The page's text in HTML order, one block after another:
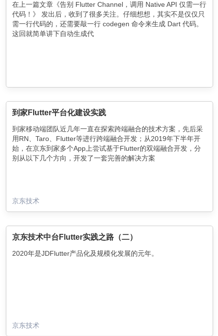
在上一篇文章《告别 Flutter Channel，调用 Native API 仅需一行
代码！》 发出后，收到了很多关注。仔细想想，其实不是仅仅只
需一行代码的，还需要敲一行 codegen 命令来生成 Dart 代码。
这回就简单讲下自动生成代
到家Flutter平台化建设实践
到家移动端团队近几年一直在探索跨端融合的技术方案，先后采
用RN、Taro、Flutter等进行跨端融合开发；从2019年下半年开
始，在京东到家多个App上尝试基于Flutter的双端融合开发，分
别从以下几个方向，开发了一套完善的解决方案
京东技术
京东技术中台Flutter实践之路（二）
2020年是JDFlutter产品化及规模化发展的元年。
京东技术